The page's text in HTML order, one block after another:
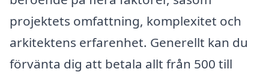
projektets omfattning, komplexitet och
arkitektens erfarenhet. Generellt kan du
förvänta dig att betala allt från 500 till